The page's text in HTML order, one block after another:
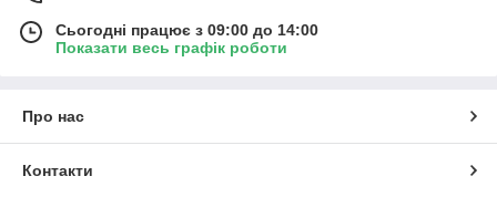
Сьогодні працює з 09:00 до 14:00
Показати весь графік роботи
Про нас
Контакти